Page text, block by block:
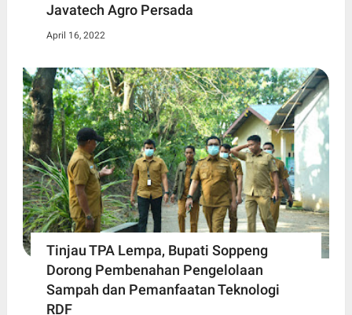
Javatech Agro Persada
April 16, 2022
Tinjau TPA Lempa, Bupati Soppeng
Dorong Pembenahan Pengelolaan
Sampah dan Pemanfaatan Teknologi
RDF